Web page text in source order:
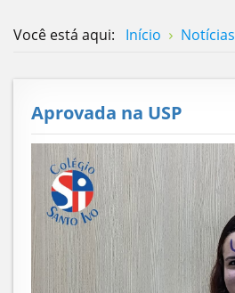
Você está aqui: Início Notícias
Aprovada na USP